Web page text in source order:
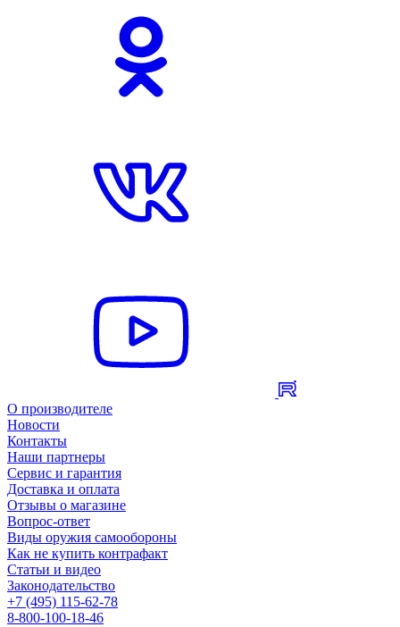
О производителе
Новости
Контакты
Наши партнеры
Сервис и гарантия
Доставка и оплата
Отзывы о магазине
Вопрос-ответ
Виды оружия самообороны
Как не купить контрафакт
Статьи и видео
Законодательство
+7 (495) 115-62-78
8-800-100-18-46